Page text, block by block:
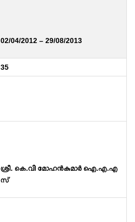
02/04/2012 – 29/08/2013
35
ശ്രീ. കെ.വി മോഹൻകുമാർ ഐ.എ.എ
സ്